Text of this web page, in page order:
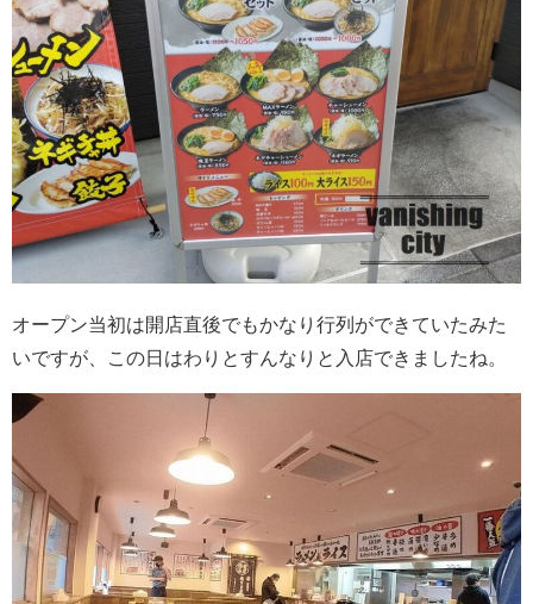
オープン当初は開店直後でもかなり行列ができていたみた
いですが、この日はわりとすんなりと入店できましたね。